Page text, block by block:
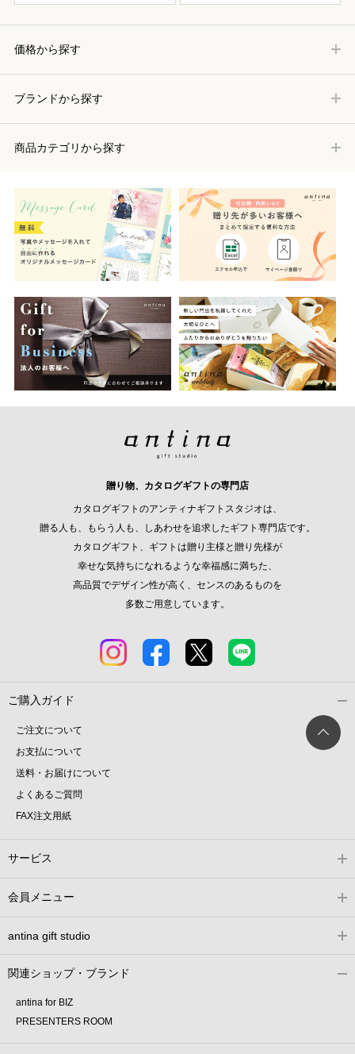
価格から探す
ブランドから探す
商品カテゴリから探す
贈り物、カタログギフトの専門店
カタログギフトのアンティナギフトスタジオは、
贈る人も、もらう人も、しあわせを追求したギフト専門店です。
カタログギフト、ギフトは贈り主様と贈り先様が
幸せな気持ちになれるような幸福感に満ちた、
高品質でデザイン性が高く、センスのあるものを
多数ご用意しています。
ご購入ガイド
ご注文について
お支払について
送料・お届けについて
よくあるご質問
FAX注文用紙
サービス
会員メニュー
antina gift studio
関連ショップ・ブランド
antina for BIZ
PRESENTERS ROOM